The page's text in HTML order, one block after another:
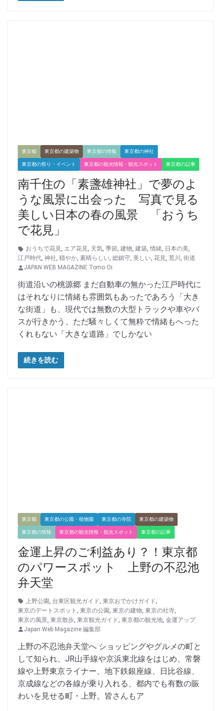
東京都 東京都の建築物 東京都の情報 東京都の神社
東京都の祭り・イベント 東京都の観光情報・観光スポット 東京都の記事
南千住の「素盞雄神社」で夢のよ
うな風景に出会った 写真で見る
美しい日本の春の風景 「おうち
で花見」
おうちで花見, エア花見, 天気, 季節, 建物, 建築, 情緒, 日本の美,
江戸時代, 神社, 穏やか, 素晴らしい, 総鎮守, 美しい, 花見, 荒川 , 街道
JAPAN WEB MAGAZINE Tomo Oi
街道沿いの桃源郷 まだ自動車の無かった江戸時代に
はそれなりに情緒も雰囲気もあったであろう「大き
な街道」も、現代では無数の大型トラックや車やバ
スが行きかう、ただ騒々しくて無粋で情緒もへった
くれもない「大きな道路」でしかない
続きを読む
東京都 東京都の公園・植物園 東京都の寺院 東京都の建築物
東京都の情報 東京都の観光情報・観光スポット 東京都の記事
金運上昇のご利益あり？！東京都
のパワースポット 上野の不忍池
弁天堂
上野公園 台東区観光ガイド 東京おでかけガイド
東京のデートスポット
東京の公園 東京の建物 東京の社寺
東京の風景 東京散歩 東京観光ガイド 東京都の観光地 金運アップ
Japan Web Magazine 編集部
上野の不忍池弁天堂へ ショッピングやグルメの町と
して知られ、JR山手線や京浜東北線をはじめ、常磐
線や上野東京ライナー、地下鉄銀座線、日比谷線、
京成線などの各線が乗り入れる、都内でも有数の賑
わいを見せる町・上野。皆さんもア